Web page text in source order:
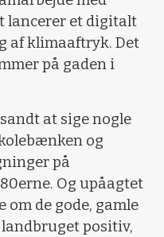
lancerer et digitalt
af klimaaftryk. Det
på gaden i
at sige nogle
og
på
Og upåagtet
om de gode, gamle
positiv,